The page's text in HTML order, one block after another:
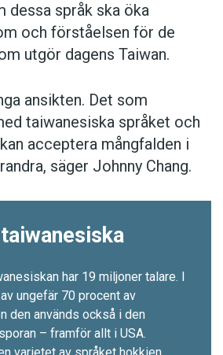
dessa språk ska öka
och förståelsen för de
utgör dagens Taiwan.
ansikten. Det som
taiwanesiska språket och
acceptera mångfalden i
säger Johnny Chang.
har 19 miljoner talare. I
ungefär 70 procent av
den används också i den
– framför allt i USA.